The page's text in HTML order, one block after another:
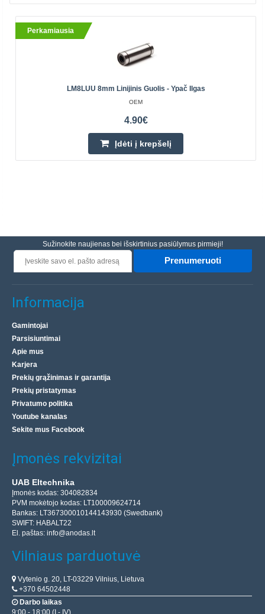
Perkamiausia
LM8LUU 8mm Linijinis Guolis - Ypač Ilgas
OEM
4.90€
Įdėti į krepšelį
Sužinokite naujienas bei išskirtinius pasiūlymus pirmieji!
Prenumeruoti
Informacija
Gamintojai
Parsisiuntimai
Apie mus
Karjera
Prekių grąžinimas ir garantija
Prekių pristatymas
Privatumo politika
Youtube kanalas
Sekite mus Facebook
Įmonės rekvizitai
UAB Eltechnika
Įmonės kodas: 304082834
PVM mokėtojo kodas: LT100009624714
Bankas: LT367300010144143930 (Swedbank)
SWIFT: HABALT22
El. paštas: info@anodas.lt
Vilniaus parduotuvė
Vytenio g. 20, LT-03229 Vilnius, Lietuva
+370 64502448
Darbo laikas